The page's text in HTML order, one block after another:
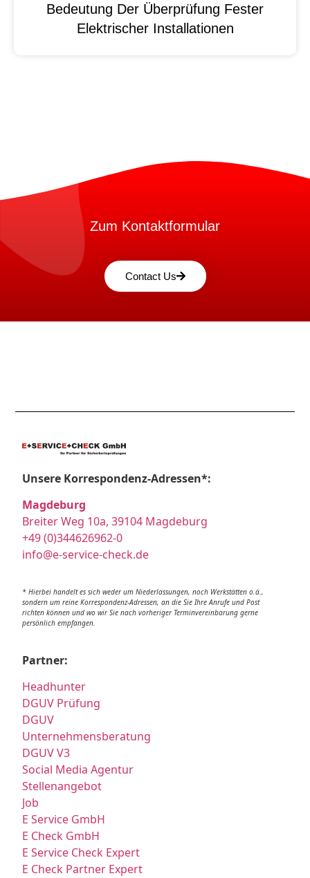
Bedeutung Der Überprüfung Fester
Elektrischer Installationen
Zum Kontaktformular
Contact Us
Unsere Korrespondenz-Adressen*:
Magdeburg
Breiter Weg 10a, 39104 Magdeburg
+49 (0)344626962-0
info@e-service-check.de
* Hierbei handelt es sich weder um Niederlassungen, noch Werkstätten o.ä.,
sondern um reine Korrespondenz-Adressen, an die Sie Ihre Anrufe und Post
richten können und wo wir Sie nach vorheriger Terminvereinbarung gerne
persönlich empfangen.
Partner:
Headhunter
DGUV Prüfung
DGUV
Unternehmensberatung
DGUV V3
Social Media Agentur
Stellenangebot
Job
E Service GmbH
E Check GmbH
E Service Check Expert
E Check Partner Expert